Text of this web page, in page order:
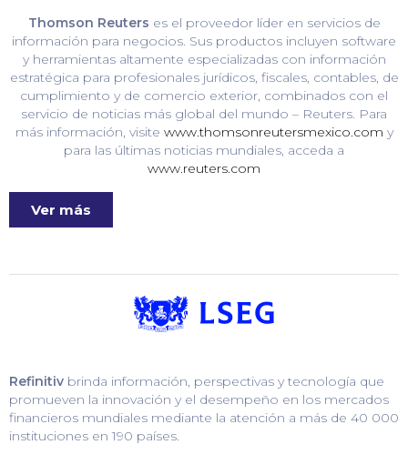
Thomson Reuters es el proveedor líder en servicios de
información para negocios. Sus productos incluyen software
y herramientas altamente especializadas con información
estratégica para profesionales jurídicos, fiscales, contables, de
cumplimiento y de comercio exterior, combinados con el
servicio de noticias más global del mundo – Reuters. Para
más información, visite www.thomsonreutersmexico.com y
para las últimas noticias mundiales, acceda a
www.reuters.com
Ver más
Refinitiv brinda información, perspectivas y tecnología que
promueven la innovación y el desempeño en los mercados
financieros mundiales mediante la atención a más de 40 000
instituciones en 190 países.